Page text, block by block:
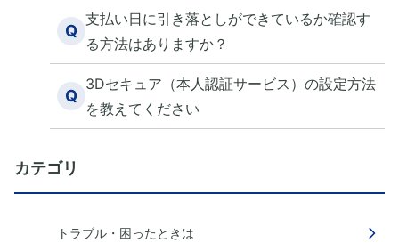
Q
支払い日に引き落としができているか確認す
る方法はありますか？
Q
3Dセキュア（本人認証サービス）の設定方法
を教えてください
カテゴリ
トラブル・困ったときは